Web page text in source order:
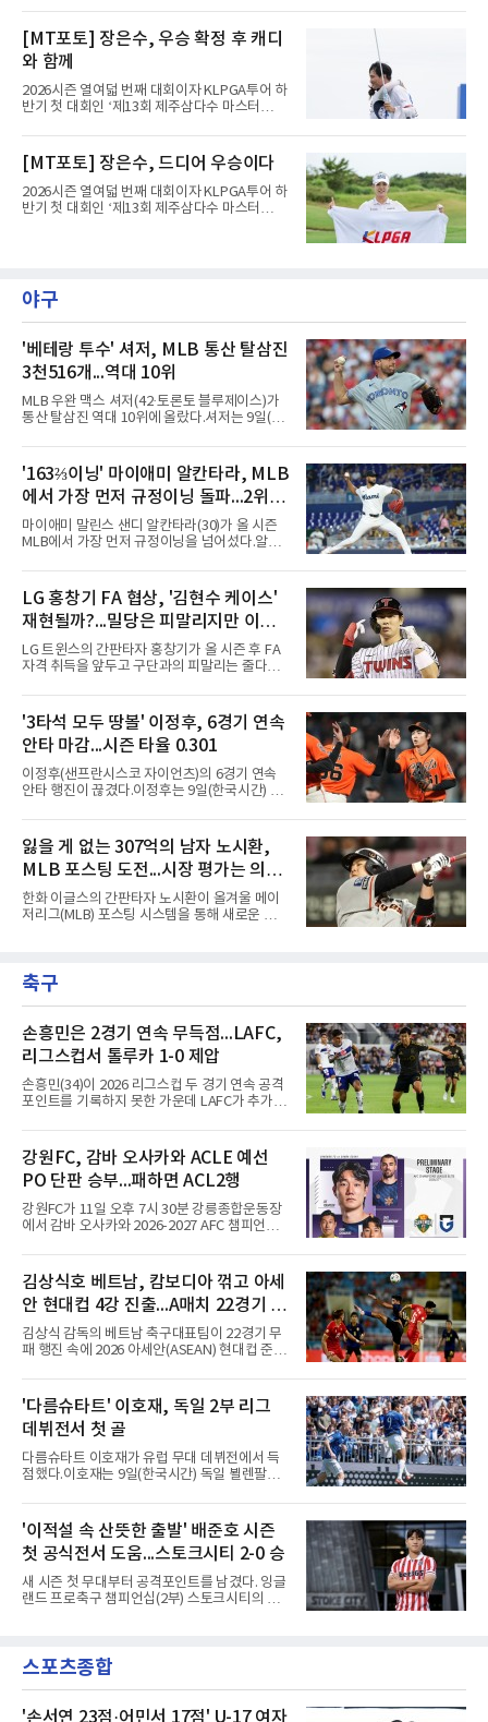
트(파72/6,767야드)에서 열리고 있다.9일 현재
최종라운드 경기가 펼쳐지고 있다.장은수가 18
번 홀에서 진행된 시상식에서 포즈를 취하고 있
다.
[MT포토] 장은수, 우승 확정 후 캐디
와 함께
2026시즌 열여덟 번째 대회이자 KLPGA투어 하
반기 첫 대회인 ‘제13회 제주삼다수 마스터
제주도 서귀포시에 위치한 테디밸리 골프앤리조
트(파72/6,767야드)에서 열리고 있다.9일 현재
최종라운드 경기가 펼쳐지고 있다.장은수가 18
번 홀에서 진행된 시상식에서 포즈를 취하고 있
다.
[MT포토] 장은수, 드디어 우승이다
2026시즌 열여덟 번째 대회이자 KLPGA투어 하
반기 첫 대회인 ‘제13회 제주삼다수 마스터
번 홀에서 진행된 시상식에서 포즈를 취하고 있
다.
야구
'베테랑 투수' 셔저, MLB 통산 탈삼진
3천516개...역대 10위
MLB 우완 맥스 셔저(42·토론토 블루제이스)가
통산 탈삼진 역대 10위에 올랐다.셔저는 9일(한
서 열린 필라델피아 필리스와의 원정 경기에 선
발 등판해 5⅓이닝 4탈삼진을 기록, 통산 3천
516개를 쌓아 월터 존슨(3천515개)을 1개 차로
제쳤다.이 부문 1위는 놀런 라이언(5천714개)이
며 랜디 존슨(4천875개), 로저 클레먼스(4천672
개), 스티브 칼턴(4천136개)이 뒤를 잇는다.현역
중에서는 올 시즌 후 은퇴하는 통산 8위 저스틴
두 2위다. 올해 토론토와 1년 300만 달러에 재계
약한 그는 9위 게일로드 페리(3
'163⅔이닝' 마이애미 알칸타라, MLB
에서 가장 먼저 규정이닝 돌파...2위와
14이닝 차
마이애미 말린스 샌디 알칸타라(30)가 올 시즌
MLB에서 가장 먼저 규정이닝을 넘어섰다.알칸
크에서 열린 로스앤젤레스 에인절스전에 선발
등판해 7이닝 3피안타 무실점을 기록, 7-0 승리
를 이끌며 시즌 13승(6패)을 올렸다. 평균자책점
은 3.52로 떨어졌고, 3회를 마쳤을 때 통산 1천
226이닝을 기록해 리키 놀라스코의 구단 최다
이닝(1천225⅔이닝)을 경신했다.시즌 소화 이닝
은 163⅔이닝으로 규정이닝 162이닝을 통과했
인트루이스에서 데뷔해 이듬해 마이애미로 이적
한 그는 2022년 리그 최다 228⅔이닝
LG 홍창기 FA 협상, '김현수 케이스'
재현될까?...밀당은 피말리지만 이적
가능성은 낮아
LG 트윈스의 간판타자 홍창기가 올 시즌 후 FA
자격 취득을 앞두고 구단과의 피말리는 줄다리
김현수가 FA 시장에서 이적했던 충격적인 선례
가 소환되면서 벌써부터 팬들의 이목이 집중되
는 양상이다.다만 이번 협상은 과거 김현수 케이
스와는 판이하게 다른 환경 속에서 전개될 것으
로 보인다. 선수 측과 구단 간의 시각 차이가 팽
팽히 맞서며 내부 협상 과정은 극심한 진통을 겪
을 가능성이 크지만, 시장 외부에서 불어오는 변
에서 이탈하는 아픔을 겪었고, 이어진 2026시즌
초중반에도 실전 감각 회복
'3타석 모두 땅볼' 이정후, 6경기 연속
안타 마감...시즌 타율 0.301
이정후(샌프란시스코 자이언츠)의 6경기 연속
안타 행진이 끊겼다.이정후는 9일(한국시간) 미
트로이트 타이거스와의 홈경기에 2번 타자 우익
수로 출전해 3타수 무안타에 그쳤다. 시즌 타율
은 0.301로 하락했다. 1회와 4회 유격수 땅볼, 7
회 2루수 땅볼로 물러났고 9회초 대수비와 교체
됐다.샌프란시스코는 팀 전체가 2안타에 묶인
데다 7회 6실점이 겹쳐 0-8로 졌다.샌디에이고
파드리스 송성문은 휴스턴 애스트로스와의 홈경
잃을 게 없는 307억의 남자 노시환,
MLB 포스팅 도전...시장 평가는 의외
일 수 있어
한화 이글스의 간판타자 노시환이 올겨울 메이
저리그(MLB) 포스팅 시스템을 통해 새로운 도전
을 포함했다. 국내에서 이미 최고 수준의 대우와
확실한 입지를 확보한 만큼, 이번 메이저리그 도
이 없는 도전에 가깝다. 노시환은 이미 KBO리그
에서 연평균 약 28억 원에 달하는 대형 계약과
한화의 프랜차이즈 스타라는 지위를 얻었다. 만
약 MLB 구단들의 평가가 기대에 미치지 못하더
라도 돌아올 곳이 확실하다.그렇다고 포스팅 도
전의 의미가 작아지는 것은 아
축구
손흥민은 2경기 연속 무득점...LAFC,
리그스컵서 톨루카 1-0 제압
손흥민(34)이 2026 리그스컵 두 경기 연속 공격
포인트를 기록하지 못한 가운데 LAFC가 추가시
간) 미국 로스앤젤레스 BMO 스타디움에서 열린
멕시코 리가 MX 톨루카와의 조별리그 2차전에
최전방 공격수로 선발 출전했으나 슈팅 없이 후
반 23분 주드 테리와 교체됐다. 북중미 월드컵
이후 MLS 4경기 연속 골을 넣었던 그는 지난 6
일 치바스 과달라하라전에 이어 침묵했다.전반
1분 다비드 마르티네스가 얻은 페널티킥은 비디
이컵 샤펠버그의 크로스가 걷혀 나오자 에디 세
구라가 페널티아크 왼쪽에서 오
강원FC, 감바 오사카와 ACLE 예선
PO 단판 승부...패하면 ACL2행
강원FC가 11일 오후 7시 30분 강릉종합운동장
에서 감바 오사카와 2026-2027 AFC 챔피언스
승자는 ACLE 본선에 오르고 패자는 2부 격 대회
인 AFC 챔피언스리그2(ACL2)로 향한다. 강원은
2024시즌 K리그1 준우승 자격으로 나선 지난 시
즌 ACLE에서 창단 첫 아시아 무대를 경험하며
16강에 진출했고, 2025시즌 리그 5위로 이번 출
전권을 얻었다.감바 오사카는 2025-2026시즌
ACL2 결승에서 크리스티아누 호날두의 소속팀
기세도 좋다.최근 리그 2연패로 상승세가 끊긴
강원은 이번 승리로 반등을 노린다. 김대
김상식호 베트남, 캄보디아 꺾고 아세
안 현대컵 4강 진출...A매치 22경기 무
패 질주
김상식 감독의 베트남 축구대표팀이 22경기 무
패 행진 속에 2026 아세안(ASEAN) 현대컵 준결
딘 국립경기장에서 열린 캄보디아와의 조별리그
A조 4차전에서 응우옌 딘 박의 2골과 상대 자책
골을 묶어 3-1로 이겼다. 3승 1무 승점 10으로
싱가포르(승점 8)를 제치고 조 1위를 차지했고,
A매치 연속 무패는 22경기(19승 3무)로 늘렸다.
종전 자국 기록은 18경기였다.2년마다 열리는
현대컵은 '동남아의 월드컵'으로 불리며, 스즈키
패와 통산 4번째 우승을 노린다.준결승 상대 말
레이시아는 8일 필리핀을 1-0
'다름슈타트' 이호재, 독일 2부 리그
데뷔전서 첫 골
다름슈타트 이호재가 유럽 무대 데뷔전에서 득
점했다.이호재는 9일(한국시간) 독일 뵐렌팔토
2027시즌 2.분데스리가(2부) 개막전에서 0-2로
뒤진 후반 추격골을 넣었다. 후반 15분 핀 라켄
마허와 교체 투입된 그는 후반 31분 페널티지역
오른쪽에서 카이 클레피시의 패스를 받아 오른
발 슈팅으로 마무리했다.다름슈타트는 후반 41
분 알렉산다르 부코티치의 동점골로 승점 1을
챙겼다. 홀슈타인 킬은 전반 8분 기예르모 발지,
활용한 제공권과 문전 슈팅이 강점인 정통 스트
라이커로, K리그1 포항 스틸러스에서
'이적설 속 산뜻한 출발' 배준호 시즌
첫 공식전서 도움...스토크시티 2-0 승
새 시즌 첫 무대부터 공격포인트를 남겼다. 잉글
랜드 프로축구 챔피언십(2부) 스토크시티의 배
의 2026-2027시즌 잉글랜드 풋볼리그컵(EFL
컵) 1라운드에서 팀의 2-0 승리에 쐐기를 박는
다. 1-0으로 앞서던 후반 21분 그라운드를 밟은
스포츠종합
'손서연 23점·어민서 17점' U-17 여자